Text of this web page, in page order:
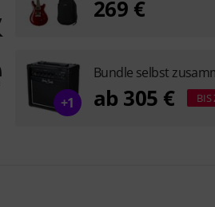
269 €
+1
Bundle selbst
ab 305 € BIS